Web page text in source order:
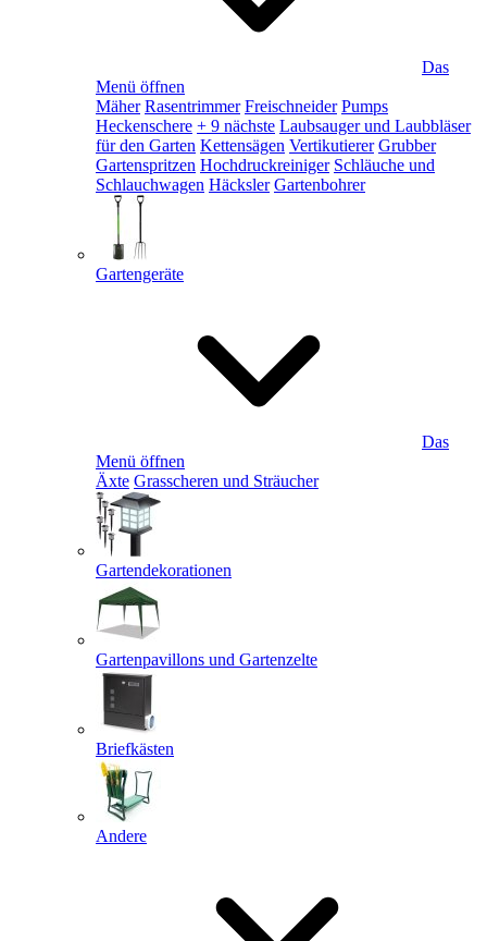
Das
Menü öffnen
Mäher Rasentrimmer Freischneider Pumps
Heckenschere + 9 nächste Laubsauger und Laubbläser
für den Garten Kettensägen Vertikutierer Grubber
Gartenspritzen Hochdruckreiniger Schläuche und
Schlauchwagen Häcksler Gartenbohrer
Gartengeräte
Das
Menü öffnen
Äxte Grasscheren und Sträucher
Gartendekorationen
Gartenpavillons und Gartenzelte
Briefkästen
Andere